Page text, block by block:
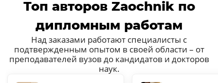
Топ авторов Zaochnik по
дипломным работам
Над заказами работают специалисты с
подтвержденным опытом в своей области – от
преподавателей вузов до кандидатов и докторов
наук.